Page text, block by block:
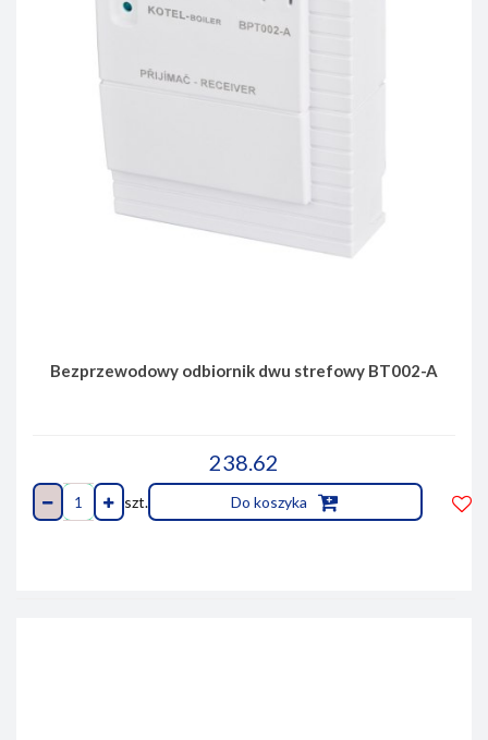
Bezprzewodowy odbiornik dwu strefowy BT002-A
238.62
szt. Do koszyka